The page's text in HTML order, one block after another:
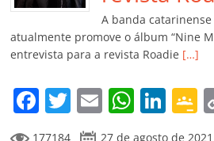
k
o
A banda catarinense
atualmente promove o álbum “Nine
entrevista para a revista Roadie […]
F
a
T
w
E
m
W Li
n o
177184 27 de agosto de 2021